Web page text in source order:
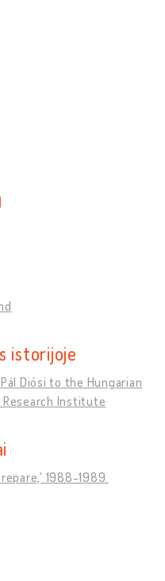
istorijoje
Diósi to the Hungarian
Research Institute
1988-1989.